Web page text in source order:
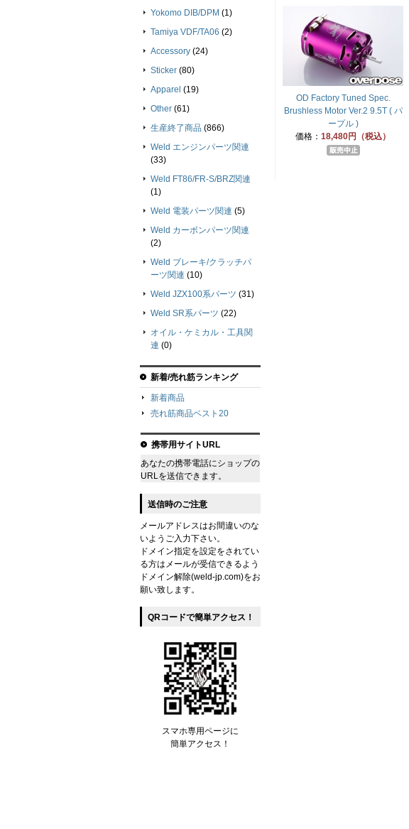
OD Factory Tuned Spec.
Brushless Motor Ver.2 9.5T ( パ
ープル )
価格： 18,480円（税込）
Yokomo DIB/DPM (1)
Tamiya VDF/TA06 (2)
Accessory (24)
Sticker (80)
Apparel (19)
Other (61)
生産終了商品 (866)
Weld エンジンパーツ関連
(33)
Weld FT86/FR-S/BRZ関連
(1)
Weld 電装パーツ関連 (5)
Weld カーボンパーツ関連
(2)
Weld ブレーキ/クラッチパ
ーツ関連 (10)
Weld JZX100系パーツ (31)
Weld SR系パーツ (22)
オイル・ケミカル・工具関
連 (0)
新着/売れ筋ランキング
新着商品
売れ筋商品ベスト20
携帯用サイトURL
あなたの携帯電話にショップの
URLを送信できます。
送信時のご注意
メールアドレスはお間違いのな
いようご入力下さい。
ドメイン指定を設定をされてい
る方はメールが受信できるよう
ドメイン解除(weld-jp.com)をお
願い致します。
QRコードで簡単アクセス！
スマホ専用ページに
簡単アクセス！